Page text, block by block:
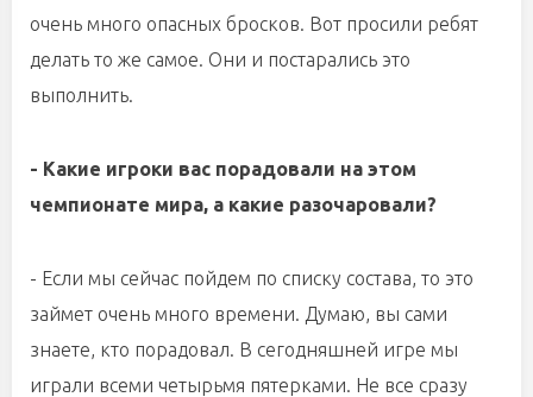
очень много опасных бросков. Вот просили ребят
делать то же самое. Они и постарались это
выполнить.
- Какие игроки вас порадовали на этом
чемпионате мира, а какие разочаровали?
- Если мы сейчас пойдем по списку состава, то это
займет очень много времени. Думаю, вы сами
знаете, кто порадовал. В сегодняшней игре мы
играли всеми четырьмя пятерками. Не все сразу